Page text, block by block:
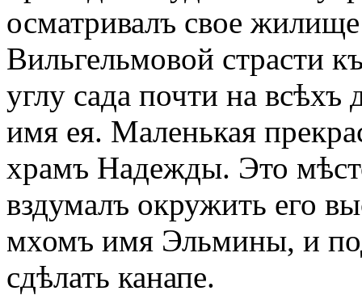
осматривалъ свое
Вильгельмовой страсти
углу сада почти на
имя ея. Маленькая
храмъ Надежды. Это
вздумалъ окружить его
мхомъ имя Эльмины, и
сдѣлать канапе.